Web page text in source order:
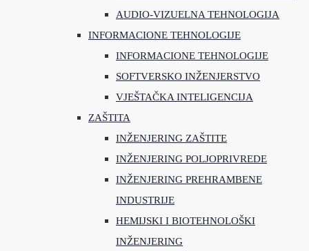
AUDIO-VIZUELNA TEHNOLOGIJA
INFORMACIONE TEHNOLOGIJE
INFORMACIONE TEHNOLOGIJE
SOFTVERSKO INŽENJERSTVO
VJEŠTAČKA INTELIGENCIJA
ZAŠTITA
INŽENJERING ZAŠTITE
INŽENJERING POLJOPRIVREDE
INŽENJERING PREHRAMBENE
INDUSTRIJE
HEMIJSKI I BIOTEHNOLOŠKI
INŽENJERING